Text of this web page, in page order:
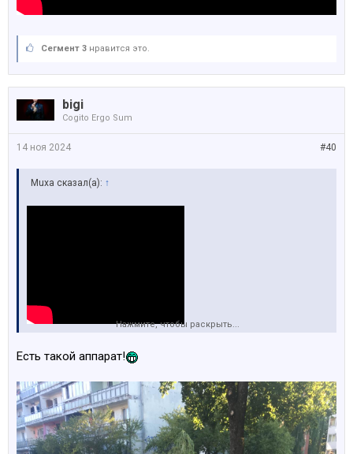
Сегмент 3 нравится это.
bigi
Cogito Ergo Sum
#40
14 ноя 2024
Muxa сказал(а): ↑
Нажмите, чтобы раскрыть...
Есть такой аппарат!